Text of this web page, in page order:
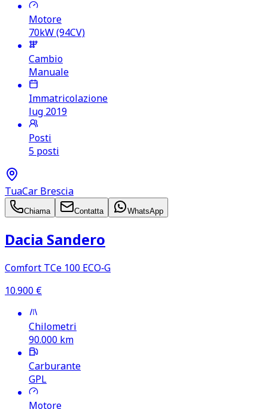
Motore
70kW (94CV)
Cambio
Manuale
Immatricolazione
lug 2019
Posti
5 posti
TuaCar Brescia
Chiama Contatta WhatsApp
Dacia Sandero
Comfort TCe 100 ECO‑G
10.900 €
Chilometri
90.000 km
Carburante
GPL
Motore